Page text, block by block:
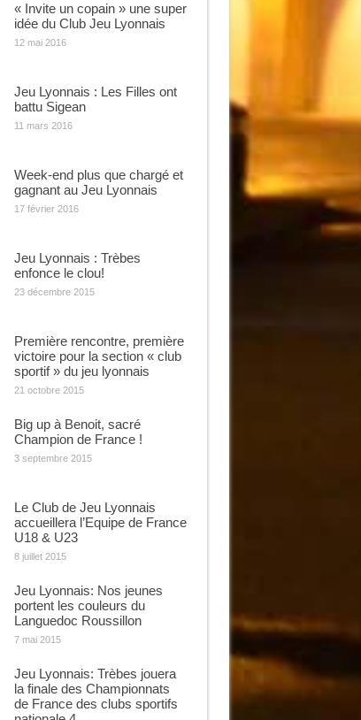
« Invite un copain » une super
idée du Club Jeu Lyonnais
12 mai 2016
Jeu Lyonnais : Les Filles ont
battu Sigean
11 mars 2016
Week-end plus que chargé et
gagnant au Jeu Lyonnais
17 février 2016
Jeu Lyonnais : Trèbes
enfonce le clou!
23 décembre 2015
Première rencontre, première
victoire pour la section « club
sportif » du jeu lyonnais
21 octobre 2015
Big up à Benoit, sacré
Champion de France !
3 septembre 2015
Le Club de Jeu Lyonnais
accueillera l’Equipe de France
U18 & U23
8 juillet 2015
Jeu Lyonnais: Nos jeunes
portent les couleurs du
Languedoc Roussillon
7 mai 2015
Jeu Lyonnais: Trèbes jouera
la finale des Championnats
de France des clubs sportifs